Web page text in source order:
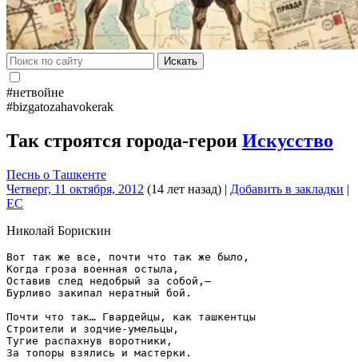
Искать
#нетвойне
#bizgatozahavokerak
Так строятся города-герои Искусство
Песнь о Ташкенте
Четверг, 11 октября, 2012 (14 лет назад) | Добавить в закладки |
EC
Николай Борискин
Вот так же все, почти что так же было,
Когда гроза военная остыла,
Оставив след недобрый за собой,—
Бурливо закипал нератный бой.
Почти что так… Гвардейцы, как ташкентцы
Строители и зодчие-умельцы,
Тугие распахнув воротники,
За топоры взялись и мастерки.